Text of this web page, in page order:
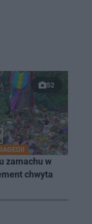
52
zamachu w
chwyta